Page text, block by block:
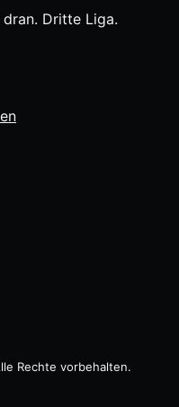
Dritte Liga.
Rechte vorbehalten.